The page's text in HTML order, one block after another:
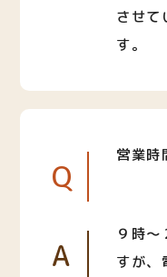
させて
す。
Q
営業時
A
９時
すが、